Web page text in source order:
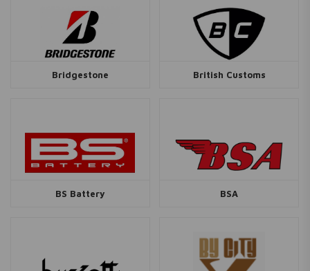
Bridgestone British Customs
BS Battery BSA